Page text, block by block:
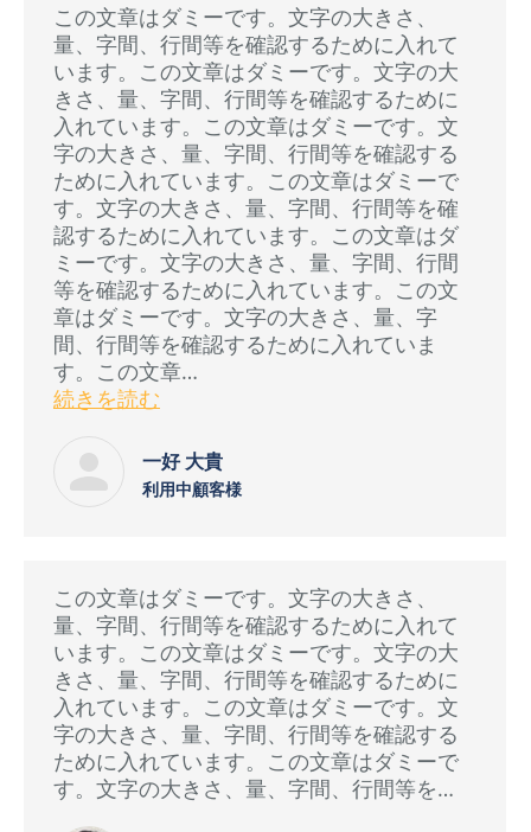
この文章はダミーです。文字の大きさ、
量、字間、行間等を確認するために入れて
います。この文章はダミーです。文字の大
きさ、量、字間、行間等を確認するために
入れています。この文章はダミーです。文
字の大きさ、量、字間、行間等を確認する
ために入れています。この文章はダミーで
す。文字の大きさ、量、字間、行間等を確
認するために入れています。この文章はダ
ミーです。文字の大きさ、量、字間、行間
等を確認するために入れています。この文
章はダミーです。文字の大きさ、量、字
間、行間等を確認するために入れていま
す。この文章…
続きを読む
一好 大貴
利用中顧客様
この文章はダミーです。文字の大きさ、
量、字間、行間等を確認するために入れて
います。この文章はダミーです。文字の大
きさ、量、字間、行間等を確認するために
入れています。この文章はダミーです。文
字の大きさ、量、字間、行間等を確認する
ために入れています。この文章はダミーで
す。文字の大きさ、量、字間、行間等を…